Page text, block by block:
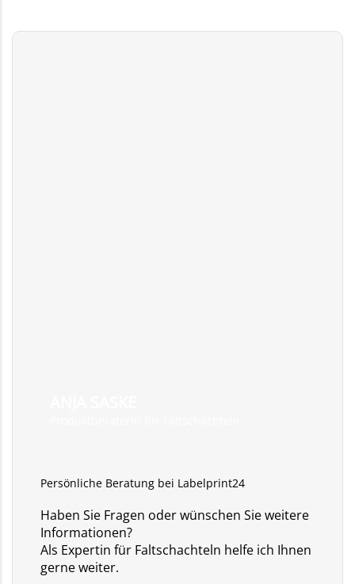
Persönliche Beratung bei Labelprint24
Haben Sie Fragen oder wünschen Sie weitere
Informationen?
Als Expertin für Faltschachteln helfe ich Ihnen
gerne weiter.